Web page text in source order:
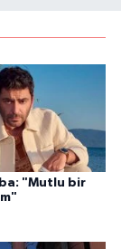
"Mutlu bir